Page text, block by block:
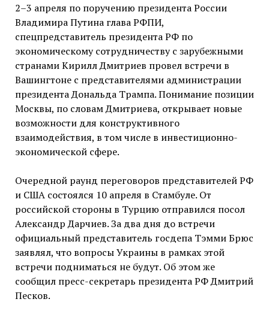
2–3 апреля по поручению президента России
Владимира Путина глава РФПИ,
спецпредставитель президента РФ по
экономическому сотрудничеству с зарубежными
странами Кирилл Дмитриев провел встречи в
Вашингтоне с представителями администрации
президента Дональда Трампа. Понимание позиции
Москвы, по словам Дмитриева, открывает новые
возможности для конструктивного
взаимодействия, в том числе в инвестиционно-
экономической сфере.
Очередной раунд переговоров представителей РФ
и США состоялся 10 апреля в Стамбуле. От
российской стороны в Турцию отправился посол
Александр Дарчиев. За два дня до встречи
официальный представитель госдепа Тэмми Брюс
заявлял, что вопросы Украины в рамках этой
встречи подниматься не будут. Об этом же
сообщил пресс-секретарь президента РФ Дмитрий
Песков.